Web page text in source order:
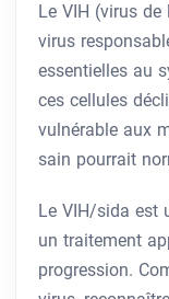
Le VIH (virus
virus
essentielles au
ces cellules
vulnérable aux
sain pourrait
Le VIH/sida est
un traitement
progression.